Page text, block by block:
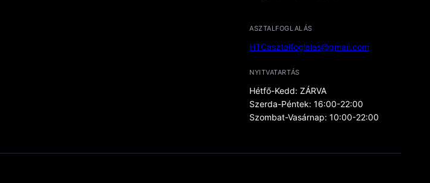
ASZTALFOGLALÁS
HTCasztalfoglalas@gmail.com
NYITVATARTÁS
Hétfő-Kedd: ZÁRVA
Szerda-Péntek: 16:00-22:00
Szombat-Vasárnap: 10:00-22:00